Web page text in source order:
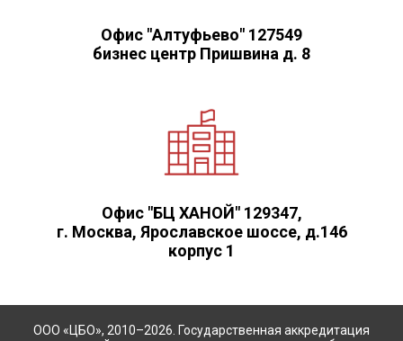
Офис "Алтуфьево" 127549
бизнес центр Пришвина д. 8
Офис "БЦ ХАНОЙ" 129347,
г. Москва, Ярославское шоссе, д.146
корпус 1
ООО «ЦБО», 2010–2026. Государственная аккредитация